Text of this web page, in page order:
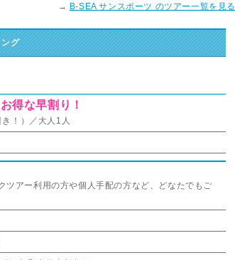
→ B-SEA サンスポーツ のツアー一覧を見る
グ
お得な早割り！
き！）／大人1人
ツアー利用の方や個人手配の方など、どなたでもご